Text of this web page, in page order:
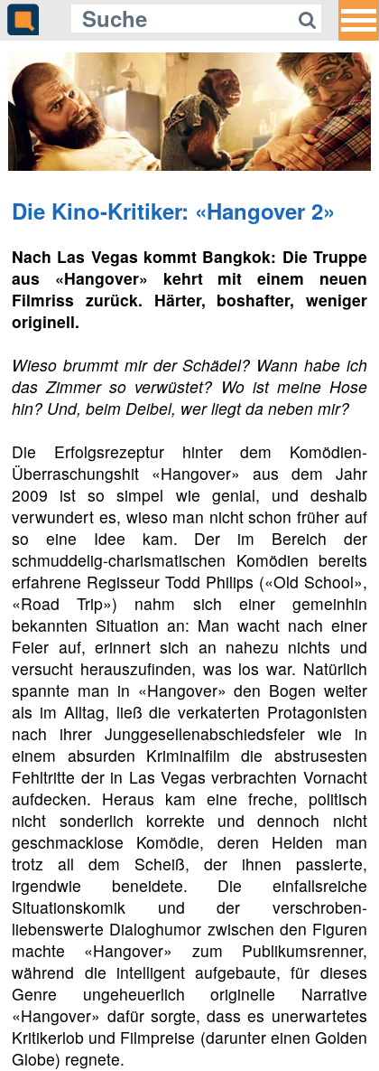
Die Kino-Kritiker: «Hangover 2»
Nach Las Vegas kommt Bangkok: Die Truppe
aus «Hangover» kehrt mit einem neuen
Filmriss zurück. Härter, boshafter, weniger
originell.
Wieso brummt mir der Schädel? Wann habe ich
das Zimmer so verwüstet? Wo ist meine Hose
hin? Und, beim Deibel, wer liegt da neben mir?
Die Erfolgsrezeptur hinter dem Komödien-
Überraschungshit «Hangover» aus dem Jahr
2009 ist so simpel wie genial, und deshalb
verwundert es, wieso man nicht schon früher auf
so eine Idee kam. Der im Bereich der
schmuddelig-charismatischen Komödien bereits
erfahrene Regisseur Todd Philips («Old School»,
«Road Trip») nahm sich einer gemeinhin
bekannten Situation an: Man wacht nach einer
Feier auf, erinnert sich an nahezu nichts und
versucht herauszufinden, was los war. Natürlich
spannte man in «Hangover» den Bogen weiter
als im Alltag, ließ die verkaterten Protagonisten
nach ihrer Junggesellenabschiedsfeier wie in
einem absurden Kriminalfilm die abstrusesten
Fehltritte der in Las Vegas verbrachten Vornacht
aufdecken. Heraus kam eine freche, politisch
nicht sonderlich korrekte und dennoch nicht
geschmacklose Komödie, deren Helden man
trotz all dem Scheiß, der ihnen passierte,
irgendwie beneidete. Die einfallsreiche
Situationskomik und der verschroben-
liebenswerte Dialoghumor zwischen den Figuren
machte «Hangover» zum Publikumsrenner,
während die intelligent aufgebaute, für dieses
Genre ungeheuerlich originelle Narrative
«Hangover» dafür sorgte, dass es unerwartetes
Kritikerlob und Filmpreise (darunter einen Golden
Globe) regnete.